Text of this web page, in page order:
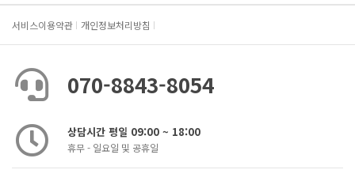
서비스이용약관 개인정보처리방침
070-8843-8054
상담시간 평일 09:00 ~ 18:00
휴무 - 일요일 및 공휴일